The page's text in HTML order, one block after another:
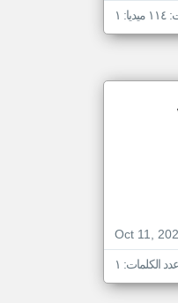
١
Oct 11,
عدد الكلمات: ١